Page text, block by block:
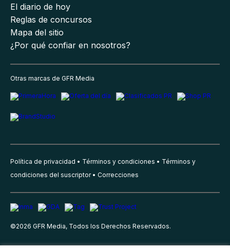
El diario de hoy
Reglas de concursos
Mapa del sitio
¿Por qué confiar en nosotros?
Otras marcas de GFR Media
Política de privacidad Términos y condiciones
Términos y
condiciones del suscriptor
Correcciones
©2026 GFR Media, Todos los Derechos Reservados.